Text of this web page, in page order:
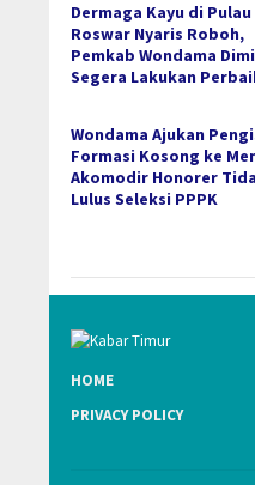
Dermaga Kayu di Pulau
Roswar Nyaris Roboh,
Pemkab Wondama
Segera Lakukan
Wondama Ajukan
Formasi Kosong ke
Akomodir Honorer
Lulus Seleksi PPPK
HOME
PRIVACY POLICY